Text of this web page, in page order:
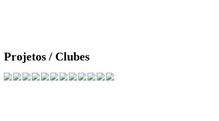
Projetos / Clubes